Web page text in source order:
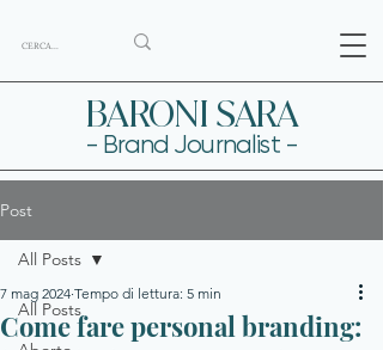
BARONI SARA
- Brand Journalist -
Post
All Posts
All Posts
Come fare personal branding:
7 mag 2024 Tempo di lettura: 5 min